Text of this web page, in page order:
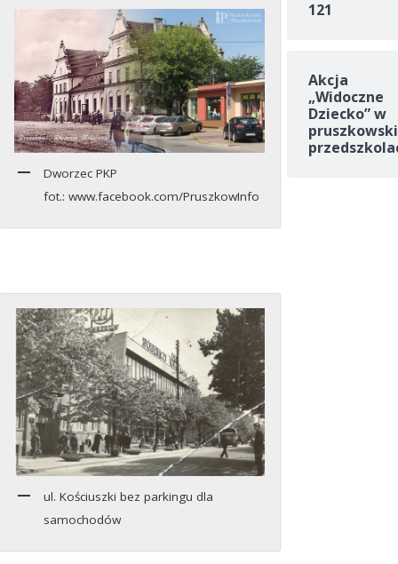
Dworzec PKP
fot.: www.facebook.com/PruszkowInfo
ul. Kościuszki bez parkingu dla
samochodów
121
Akcja
„Widoczne
Dziecko” w